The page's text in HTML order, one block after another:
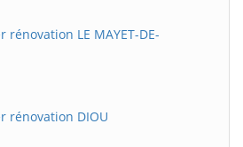
LE MAYET-DE-
rénovation DIOU